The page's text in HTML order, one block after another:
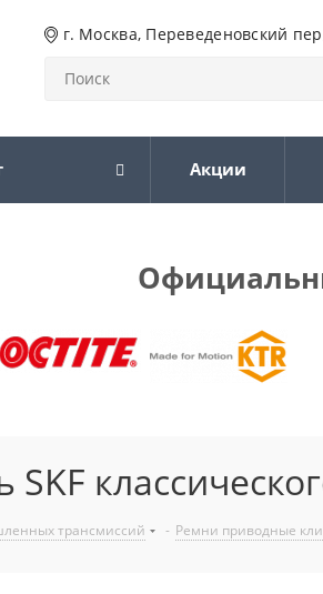
г. Москва, Переведеновский
Акции
SKF
трансмиссий - Ремни приводные